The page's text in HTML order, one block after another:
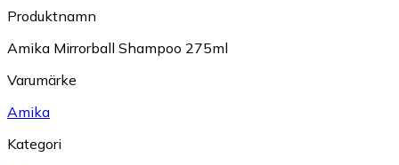
Produktnamn
Amika Mirrorball Shampoo 275ml
Varumärke
Amika
Kategori